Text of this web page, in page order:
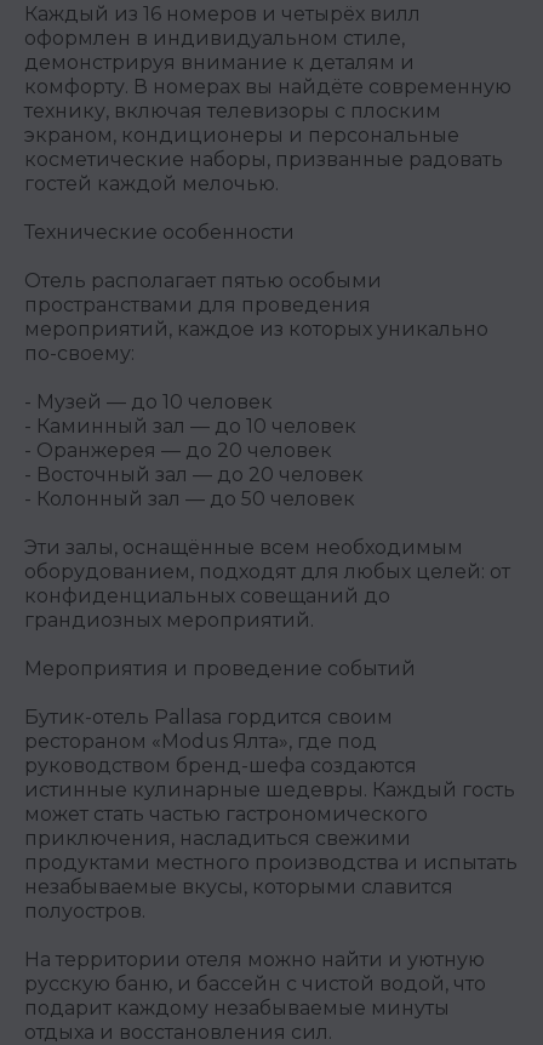
Каждый из 16 номеров и четырёх вилл
оформлен в индивидуальном стиле,
демонстрируя внимание к деталям и
комфорту. В номерах вы найдёте современную
технику, включая телевизоры с плоским
экраном, кондиционеры и персональные
косметические наборы, призванные радовать
гостей каждой мелочью.
Технические особенности
Отель располагает пятью особыми
пространствами для проведения
мероприятий, каждое из которых уникально
по-своему:
- Музей — до 10 человек
- Каминный зал — до 10 человек
- Оранжерея — до 20 человек
- Восточный зал — до 20 человек
- Колонный зал — до 50 человек
Эти залы, оснащённые всем необходимым
оборудованием, подходят для любых целей: от
конфиденциальных совещаний до
грандиозных мероприятий.
Мероприятия и проведение событий
Бутик-отель Pallasa гордится своим
рестораном «Modus Ялта», где под
руководством бренд-шефа создаются
истинные кулинарные шедевры. Каждый гость
может стать частью гастрономического
приключения, насладиться свежими
продуктами местного производства и испытать
незабываемые вкусы, которыми славится
полуостров.
На территории отеля можно найти и уютную
русскую баню, и бассейн с чистой водой, что
подарит каждому незабываемые минуты
отдыха и восстановления сил.